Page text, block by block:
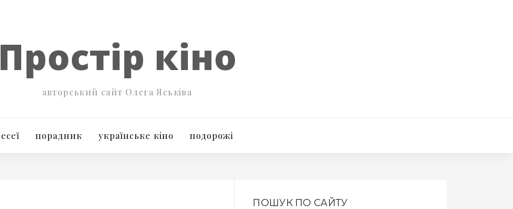
Простір кіно
авторський сайт Олега Яськіва
есеї порадник українське кіно подорожі
ПОШУК ПО САЙТУ